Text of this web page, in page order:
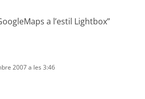
a l’estil Lightbox”
2007 a les 3:46